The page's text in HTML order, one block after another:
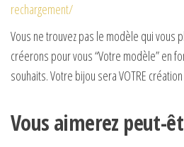
rechargement/
Vous ne trouvez pas le modèle qui vous
créerons pour vous “Votre modèle” en
souhaits. Votre bijou sera VOTRE
Vous aimerez peut-